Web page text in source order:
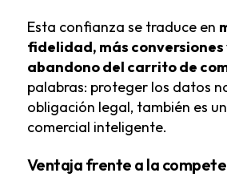
Esta confianza se traduce en
fidelidad, más conversiones
abandono del carrito de
palabras: proteger los datos
obligación legal, también es
comercial inteligente.
Ventaja frente a la